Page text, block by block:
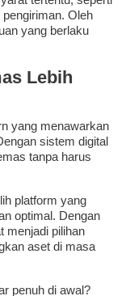
Oleh
yang berlaku
Lebih
yang menawarkan
sistem digital
tanpa harus
platform yang
optimal. Dengan
menjadi pilihan
aset di masa
penuh di awal?